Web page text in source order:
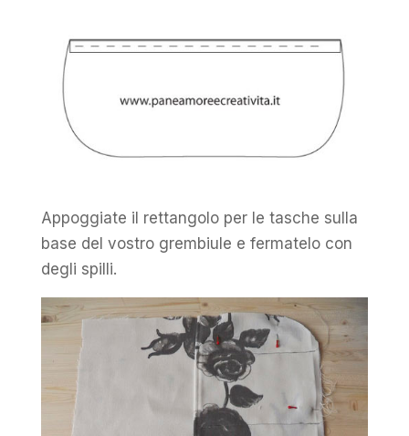
Appoggiate il rettangolo per le tasche sulla
base del vostro grembiule e fermatelo con
degli spilli.